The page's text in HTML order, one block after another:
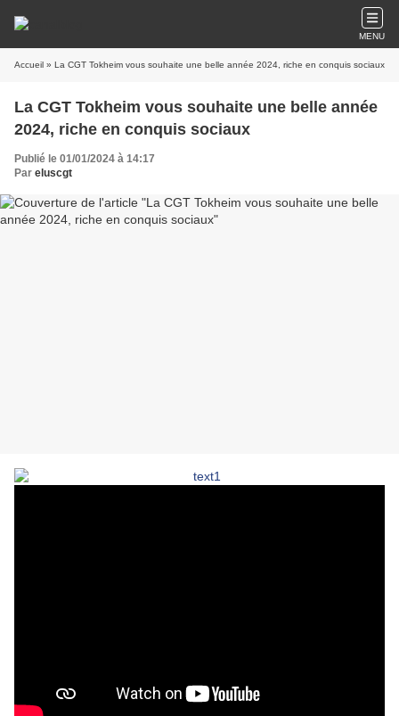
MENU
Accueil » La CGT Tokheim vous souhaite une belle année 2024, riche en conquis sociaux
La CGT Tokheim vous souhaite une belle année
2024, riche en conquis sociaux
Publié le 01/01/2024 à 14:17
Par eluscgt